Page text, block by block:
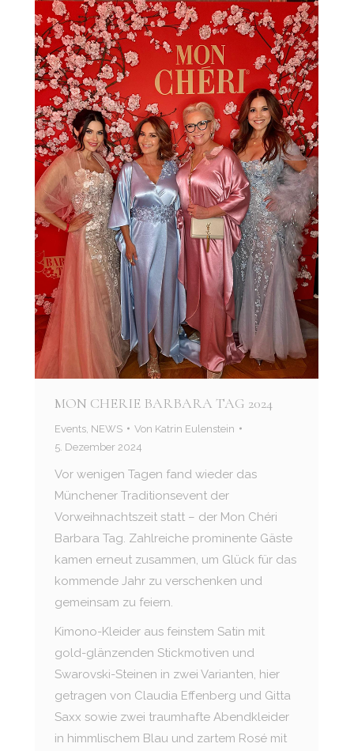
MON CHERIE BARBARA TAG 2024
Events, NEWS Von Katrin Eulenstein
5. Dezember 2024
Vor wenigen Tagen fand wieder das
Münchener Traditionsevent der
Vorweihnachtszeit statt – der Mon Chéri
Barbara Tag. Zahlreiche prominente Gäste
kamen erneut zusammen, um Glück für das
kommende Jahr zu verschenken und
gemeinsam zu feiern.
Kimono-Kleider aus feinstem Satin mit
gold-glänzenden Stickmotiven und
Swarovski-Steinen in zwei Varianten, hier
getragen von Claudia Effenberg und Gitta
Saxx sowie zwei traumhafte Abendkleider
in himmlischem Blau und zartem Rosé mit